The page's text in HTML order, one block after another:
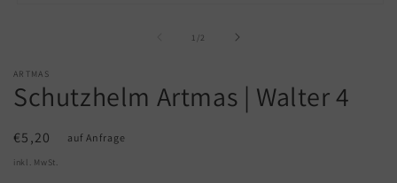
1 /von
2
ARTMAS
Schutzhelm Artmas | Walter 4
Normaler
Preis
€5,20 auf Anfrage
inkl. MwSt.